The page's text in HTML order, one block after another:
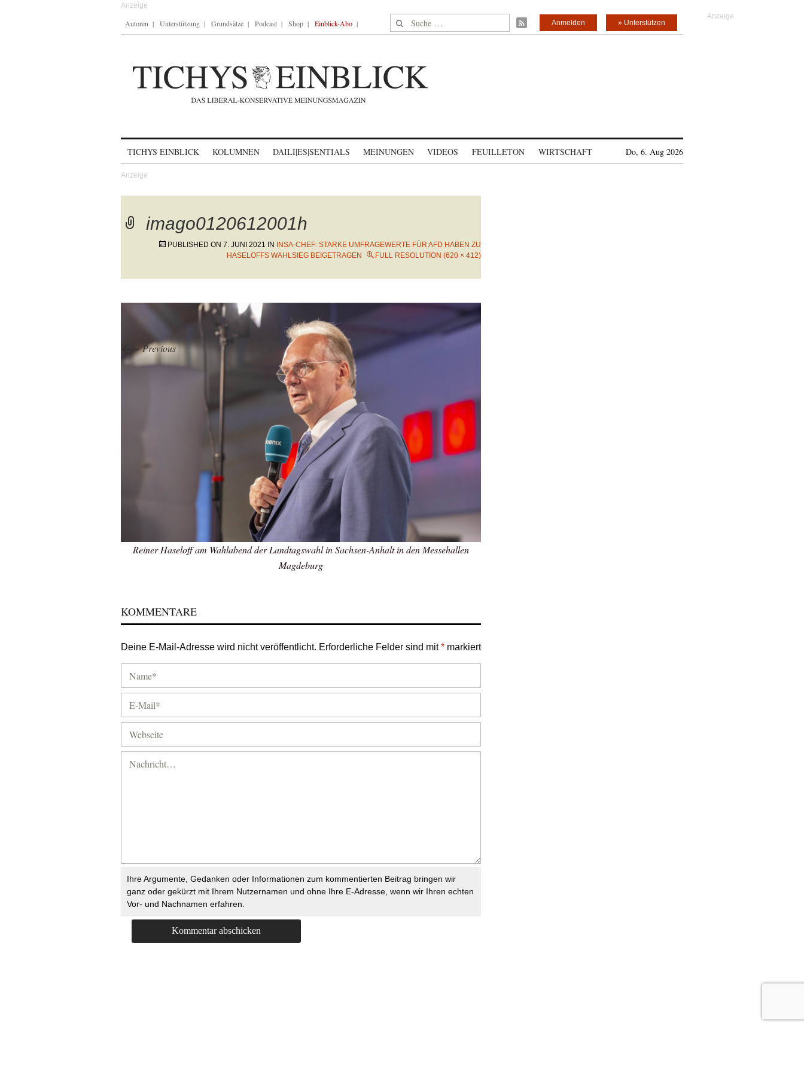
Autoren Unterstützung Grundsätze Podcast Shop Einblick-Abo Suche nach: » Unterstützen
Anmelden
TICHYS EINBLICK KOLUMNEN DAILI|ES|SENTIALS MEINUNGEN VIDEOS FEUILLETON WIRTSCHAFT Do, 6. Aug 2026
imago0120612001h
PUBLISHED ON 7. JUNI 2021 IN
INSA-CHEF: STARKE UMFRAGEWERTE FÜR AFD HABEN ZU
HASELOFFS WAHLSIEG BEIGETRAGEN
FULL RESOLUTION (620 × 412)
←Previous
Reiner Haseloff am Wahlabend der Landtagswahl in Sachsen-Anhalt in den Messehallen
Magdeburg
KOMMENTARE
Deine E-Mail-Adresse wird nicht veröffentlicht. Erforderliche Felder sind mit* markiert
Ihre Argumente, Gedanken oder Informationen zum kommentierten Beitrag bringen wir
ganz oder gekürzt mit Ihrem Nutzernamen und ohne Ihre E-Adresse, wenn wir Ihren echten
Vor- und Nachnamen erfahren.